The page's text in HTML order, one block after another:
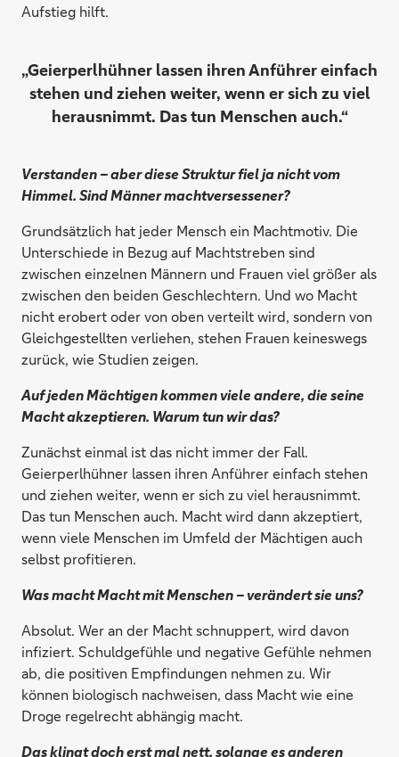
Aufstieg hilft.
„Geierperlhühner lassen ihren Anführer einfach
stehen und ziehen weiter, wenn er sich zu viel
herausnimmt. Das tun Menschen auch.“
Verstanden – aber diese Struktur fiel ja nicht vom
Himmel. Sind Männer machtversessener?
Grundsätzlich hat jeder Mensch ein Machtmotiv. Die
Unterschiede in Bezug auf Machtstreben sind
zwischen einzelnen Männern und Frauen viel größer als
zwischen den beiden Geschlechtern. Und wo Macht
nicht erobert oder von oben verteilt wird, sondern von
Gleichgestellten verliehen, stehen Frauen keineswegs
zurück, wie Studien zeigen.
Auf jeden Mächtigen kommen viele andere, die seine
Macht akzeptieren. Warum tun wir das?
Zunächst einmal ist das nicht immer der Fall.
Geierperlhühner lassen ihren Anführer einfach stehen
und ziehen weiter, wenn er sich zu viel herausnimmt.
Das tun Menschen auch. Macht wird dann akzeptiert,
wenn viele Menschen im Umfeld der Mächtigen auch
selbst profitieren.
Was macht Macht mit Menschen – verändert sie uns?
Absolut. Wer an der Macht schnuppert, wird davon
infiziert. Schuldgefühle und negative Gefühle nehmen
ab, die positiven Empfindungen nehmen zu. Wir
können biologisch nachweisen, dass Macht wie eine
Droge regelrecht abhängig macht.
Das klingt doch erst mal nett, solange es anderen